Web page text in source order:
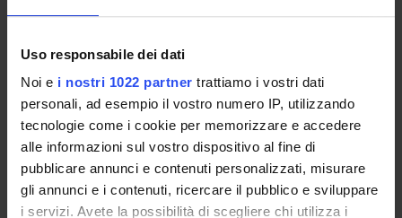
Uso responsabile dei dati
Noi e i nostri 1022 partner trattiamo i vostri dati
personali, ad esempio il vostro numero IP, utilizzando
tecnologie come i cookie per memorizzare e accedere
alle informazioni sul vostro dispositivo al fine di
pubblicare annunci e contenuti personalizzati, misurare
gli annunci e i contenuti, ricercare il pubblico e sviluppare
i servizi. Avete la possibilità di scegliere chi utilizza i
Finanziamento:assegnato e gestito dal Dipartimento
Programma:RICATENEO - Finanziamenti d'Ateneo per la
Ricerca Scientifica